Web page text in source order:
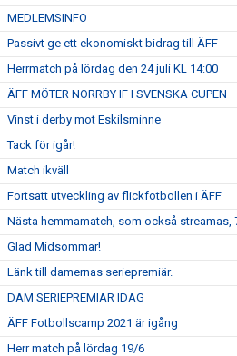
MEDLEMSINFO
Passivt ge ett ekonomiskt bidrag till ÄFF
Herrmatch på lördag den 24 juli KL 14:00
ÄFF MÖTER NORRBY IF I SVENSKA CUPEN
Vinst i derby mot Eskilsminne
Tack för igår!
Match ikväll
Fortsatt utveckling av flickfotbollen i ÄFF
Nästa hemmamatch, som också streamas,
Glad Midsommar!
Länk till damernas seriepremiär.
DAM SERIEPREMIÄR IDAG
ÄFF Fotbollscamp 2021 är igång
Herr match på lördag 19/6